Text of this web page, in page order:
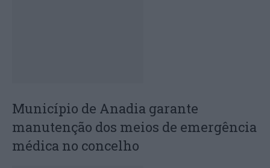
Município de Anadia garante
manutenção dos meios de emergência
médica no concelho